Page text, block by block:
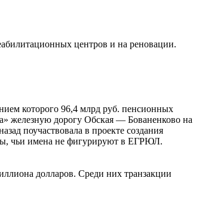
центров и на реновации.
которого 96,4 млрд руб. пенсионных
железную дорогу Обская — Бованенково на
поучаствовала в проекте создания
чьи имена не фигурируют в ЕГРЮЛ.
долларов. Среди них транзакции